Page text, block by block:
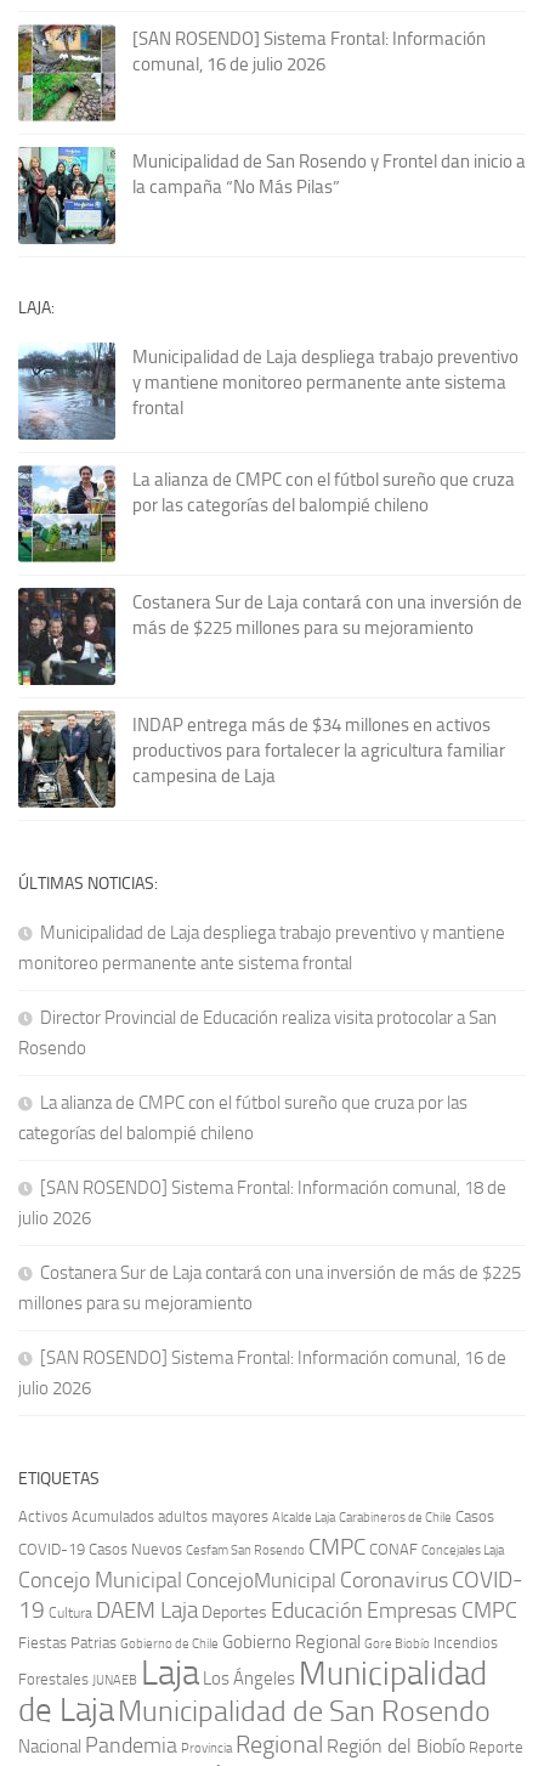
[SAN ROSENDO] Sistema Frontal: Información
comunal, 16 de julio 2026
Municipalidad de San Rosendo y Frontel dan inicio a
la campaña “No Más Pilas”
LAJA:
Municipalidad de Laja despliega trabajo preventivo
y mantiene monitoreo permanente ante sistema
frontal
La alianza de CMPC con el fútbol sureño que cruza
por las categorías del balompié chileno
Costanera Sur de Laja contará con una inversión de
más de $225 millones para su mejoramiento
INDAP entrega más de $34 millones en activos
productivos para fortalecer la agricultura familiar
campesina de Laja
ÚLTIMAS NOTICIAS:
Municipalidad de Laja despliega trabajo preventivo y mantiene
monitoreo permanente ante sistema frontal
Director Provincial de Educación realiza visita protocolar a San
Rosendo
La alianza de CMPC con el fútbol sureño que cruza por las
categorías del balompié chileno
[SAN ROSENDO] Sistema Frontal: Información comunal, 18 de
julio 2026
Costanera Sur de Laja contará con una inversión de más de $225
millones para su mejoramiento
[SAN ROSENDO] Sistema Frontal: Información comunal, 16 de
julio 2026
ETIQUETAS
Activos Acumulados adultos mayores Alcalde Laja Carabineros de Chile Casos
COVID-19 Casos Nuevos Cesfam San Rosendo CMPC CONAF Concejales Laja
Concejo Municipal ConcejoMunicipal CoronavirusCOVID-
19 Cultura DAEM Laja Deportes Educación Empresas CMPC
Fiestas Patrias Gobierno de Chile Gobierno Regional Gore Biobío Incendios
Forestales JUNAEB Laja Los Ángeles Municipalidad
de LajaMunicipalidad de San Rosendo
Nacional Pandemia Provincia Regional Región del Biobío Reporte